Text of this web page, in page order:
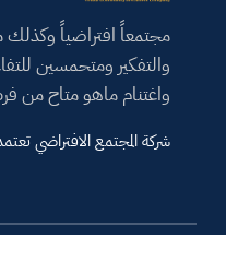
مجتمعاً افتراضياً وكذلك
والتفكير ومتحمسين
واغتنام ماهو متاح
شركة المجتمع الافتراضي